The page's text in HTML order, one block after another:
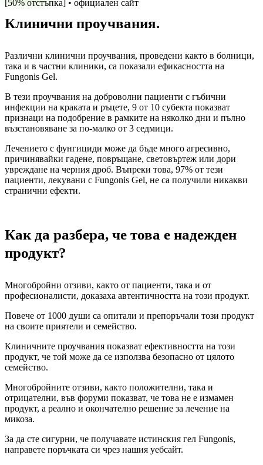
[50% отстъпка] • официален сайт
Клинични проучвания.
Различни клинични проучвания, проведени както в болници,
така и в частни клиники, са показали ефикасността на
Fungonis Gel.
В тези проучвания на доброволни пациенти с гъбични
инфекции на краката и ръцете, 9 от 10 субекта показват
признаци на подобрение в рамките на няколко дни и пълно
възстановяване за по-малко от 3 седмици.
Лечението с фунгициди може да бъде много агресивно,
причинявайки гадене, повръщане, световъртеж или дори
увреждане на черния дроб. Въпреки това, 97% от тези
пациенти, лекувани с Fungonis Gel, не са получили никакви
странични ефекти.
Как да разбера, че това е надежден
продукт?
Многобройни отзиви, както от пациенти, така и от
професионалисти, доказаха автентичността на този продукт.
Повече от 1000 души са опитали и препоръчали този продукт
на своите приятели и семейство.
Клиничните проучвания показват ефективността на този
продукт, че той може да се използва безопасно от цялото
семейство.
Многобройните отзиви, както положителни, така и
отрицателни, във форуми показват, че това не е измамен
продукт, а реално и окончателно решение за лечение на
микоза.
За да сте сигурни, че получавате истинския гел Fungonis,
направете поръчката си чрез нашия уебсайт.